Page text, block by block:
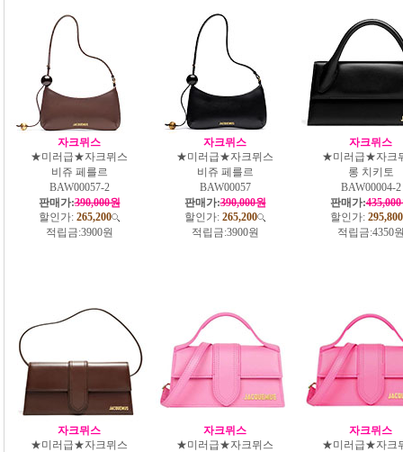
자크뮈스
★미러급★자크뮈스
비쥬 페를르
BAW00057-2
판매가:390,000원
할인가: 265,200
적립금:3900원
자크뮈스
★미러급★자크뮈스
비쥬 페를르
BAW00057
판매가:390,000원
할인가: 265,200
적립금:3900원
자크뮈스
★미러급★자크
롱 치키토
BAW00004-2
판매가:
할인가: 295,800
적립금:4350
자크뮈스
★미러급★자크뮈스
자크뮈스
★미러급★자크뮈스
자크뮈스
★미러급★자크